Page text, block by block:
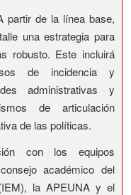
partir de la línea base,
una estrategia para
robusto. Este incluirá
de incidencia y
administrativas y
de articulación
de las políticas.
con los equipos
académico del
la APEUNA y el